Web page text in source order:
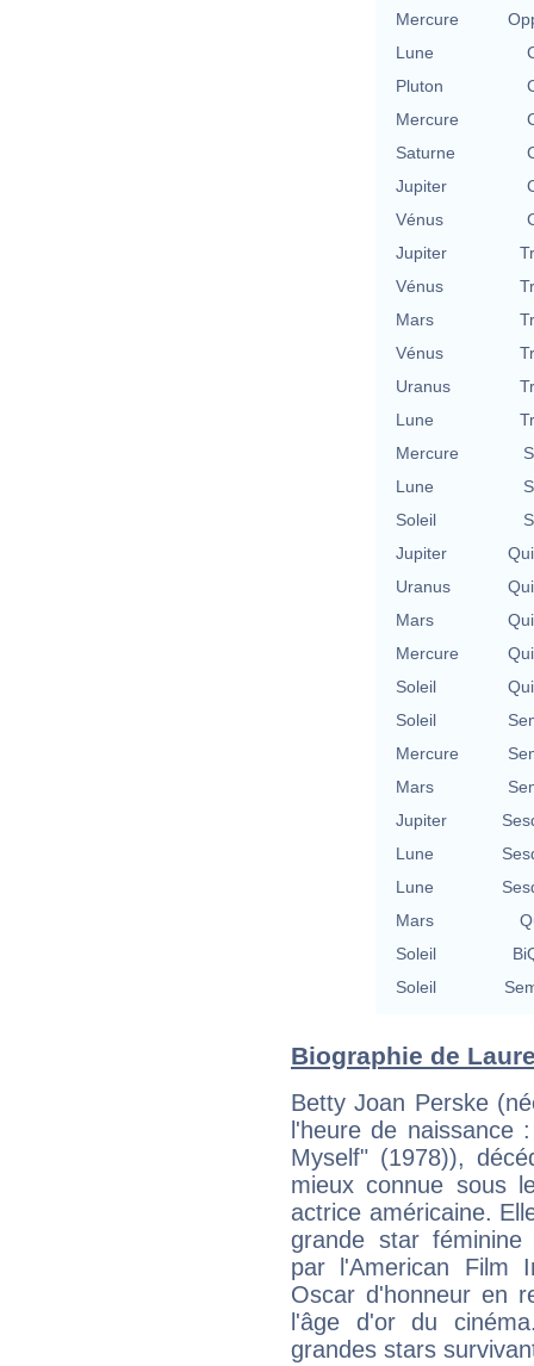
Mercure
Lune
Pluton
Mercure
Saturne
Jupiter
Vénus
Jupiter
Vénus
Mars
Vénus
Uranus
Lune
Mercure
Lune
Soleil
Jupiter
Uranus
Mars
Mercure
Soleil
Soleil
Mercure
Mars
Jupiter
Lune
Lune
Mars
Soleil
Soleil
Biographie de
Betty Joan Perske
l'heure de naissance
Myself" (1978)),
mieux connue sous
actrice américaine.
grande star féminine
par l'American Film
Oscar d'honneur en
l'âge d'or du
grandes stars